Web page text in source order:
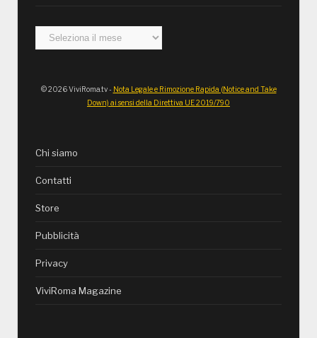
Archivi
© 2026 ViviRoma.tv - Nota Legale e Rimozione Rapida (Notice and Take
Down) ai sensi della Direttiva UE 2019/790
Chi siamo
Contatti
Store
Pubblicità
Privacy
ViviRoma Magazine